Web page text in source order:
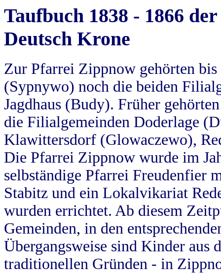
Taufbuch 1838 - 1866
Deutsch Krone
Zur Pfarrei Zippnow gehörten
(Sypnywo) noch die beiden
Jagdhaus (Budy). Früher
die Filialgemeinden Doderlage
Klawittersdorf (Glowaczewo),
Die Pfarrei Zippnow wurde im
selbständige Pfarrei Freudenfier
Stabitz und ein Lokalvikariat
wurden errichtet. Ab diesem
Gemeinden, in den
Übergangsweise sind Kinder aus
traditionellen Gründen - in